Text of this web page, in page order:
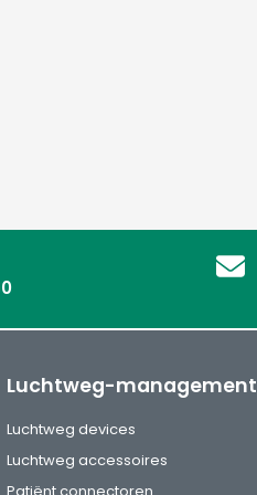
Luchtweg-management
Luchtweg devices
Luchtweg accessoires